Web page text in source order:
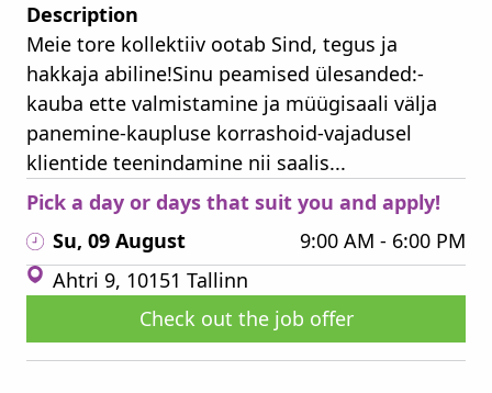
Description
Meie tore kollektiiv ootab Sind, tegus ja
hakkaja abiline!Sinu peamised ülesanded:-
kauba ette valmistamine ja müügisaali välja
panemine-kaupluse korrashoid-vajadusel
klientide teenindamine nii saalis...
Pick a day or days that suit you and apply!
Su, 09 August
9:00 AM - 6:00 PM
Ahtri 9, 10151 Tallinn
Check out the job offer